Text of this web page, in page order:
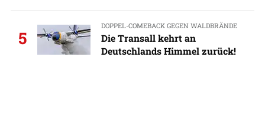
5
DOPPEL-COMEBACK GEGEN WALDBRÄNDE
Die Transall kehrt an
Deutschlands Himmel zurück!